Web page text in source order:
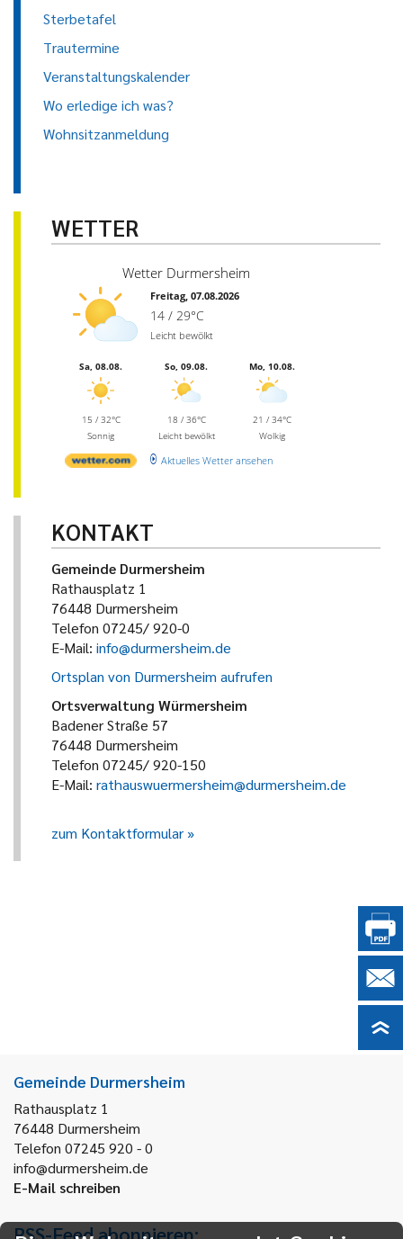
Sterbetafel
Trautermine
Veranstaltungskalender
Wo erledige ich was?
Wohnsitzanmeldung
WETTER
Wetter Durmersheim
Freitag, 07.08.2026
14 / 29°C
Leicht bewölkt
Sa, 08.08.
15 / 32°C
Sonnig
So, 09.08.
18 / 36°C
Leicht bewölkt
Mo, 10.08.
21 / 34°C
Wolkig
Aktuelles Wetter ansehen
KONTAKT
Gemeinde Durmersheim
Rathausplatz 1
76448 Durmersheim
Telefon 07245/ 920-0
E-Mail: info@durmersheim.de
Ortsplan von Durmersheim aufrufen
Ortsverwaltung Würmersheim
Badener Straße 57
76448 Durmersheim
Telefon 07245/ 920-150
E-Mail: rathauswuermersheim@durmersheim.de
zum Kontaktformular
Gemeinde Durmersheim
Rathausplatz 1
76448 Durmersheim
Telefon 07245 920 - 0
info@durmersheim.de
E-Mail schreiben
RSS-Feed abonnieren: